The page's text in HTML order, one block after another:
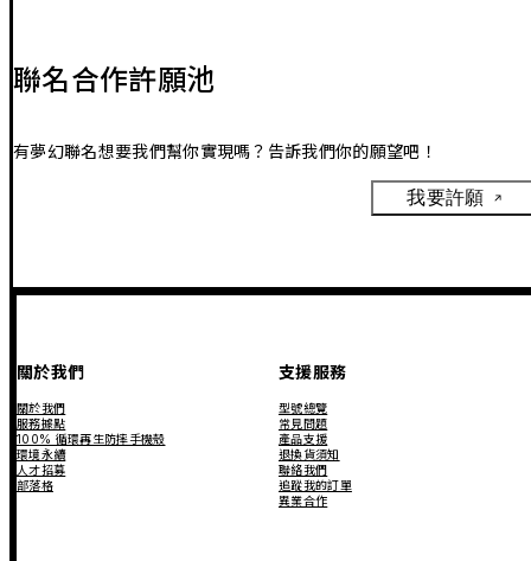
聯名合作許願池
有夢幻聯名想要我們幫你實現嗎？告訴我們你的願望吧！
我要許願
關於我們
關於我們
服務據點
100% 循環再生防摔手機殼
環境永續
人才招募
部落格
支援服務
型號總覽
常見問題
產品支援
退換貨須知
聯絡我們
追蹤我的訂單
異業合作